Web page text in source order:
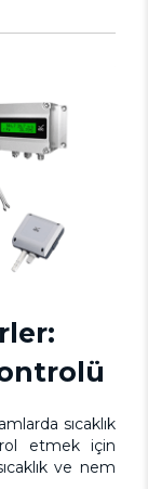
sıcaklık
etmek için
ve nem